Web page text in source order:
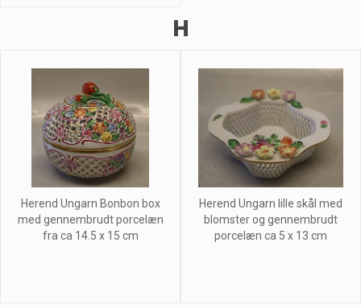
H
Herend Ungarn Bonbon box
med gennembrudt porcelæn
fra ca 14.5 x 15 cm
Herend Ungarn lille skål med
blomster og gennembrudt
porcelæn ca 5 x 13 cm